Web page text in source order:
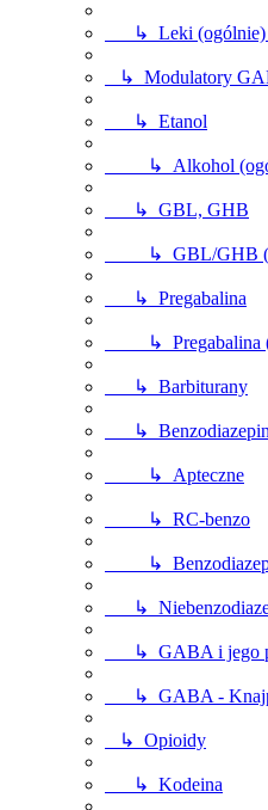
↳ Leki (ogólnie)
↳ Modulatory
↳ Etanol
↳ Alkohol
↳ GBL, GHB
↳ GBL/GHB
↳ Pregabalina
↳ Pregabalina
↳ Barbiturany
↳
↳ Apteczne
↳ RC-benzo
↳
↳
↳ GABA i jego
↳ GABA -
↳ Opioidy
↳ Kodeina